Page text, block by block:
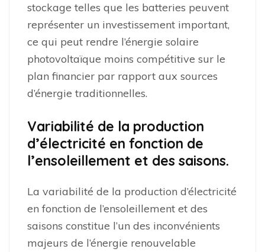
stockage telles que les batteries peuvent
représenter un investissement important,
ce qui peut rendre l’énergie solaire
photovoltaïque moins compétitive sur le
plan financier par rapport aux sources
d’énergie traditionnelles.
Variabilité de la production
d’électricité en fonction de
l’ensoleillement et des saisons.
La variabilité de la production d’électricité
en fonction de l’ensoleillement et des
saisons constitue l’un des inconvénients
majeurs de l’énergie renouvelable